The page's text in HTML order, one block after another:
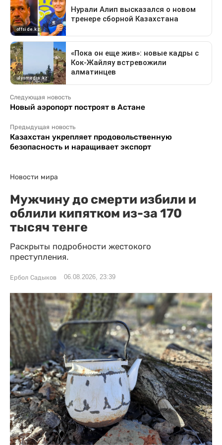
Следующая новость
Новый аэропорт построят в Астане
Предыдущая новость
Казахстан укрепляет продовольственную
безопасность и наращивает экспорт
Новости мира
Мужчину до смерти избили и
облили кипятком из-за 170
тысяч тенге
Раскрыты подробности жестокого
преступления.
Ербол Садыков 06.08.2026, 23:39